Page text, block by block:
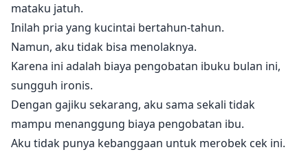
mataku jatuh.
Inilah pria yang kucintai bertahun-tahun.
Namun, aku tidak bisa menolaknya.
Karena ini adalah biaya pengobatan ibuku bulan ini,
sungguh ironis.
Dengan gajiku sekarang, aku sama sekali tidak
mampu menanggung biaya pengobatan ibu.
Aku tidak punya kebanggaan untuk merobek cek ini.